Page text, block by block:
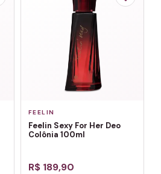
FEELIN
Feelin Sexy For Her Deo
Colônia 100ml
R$ 189,90